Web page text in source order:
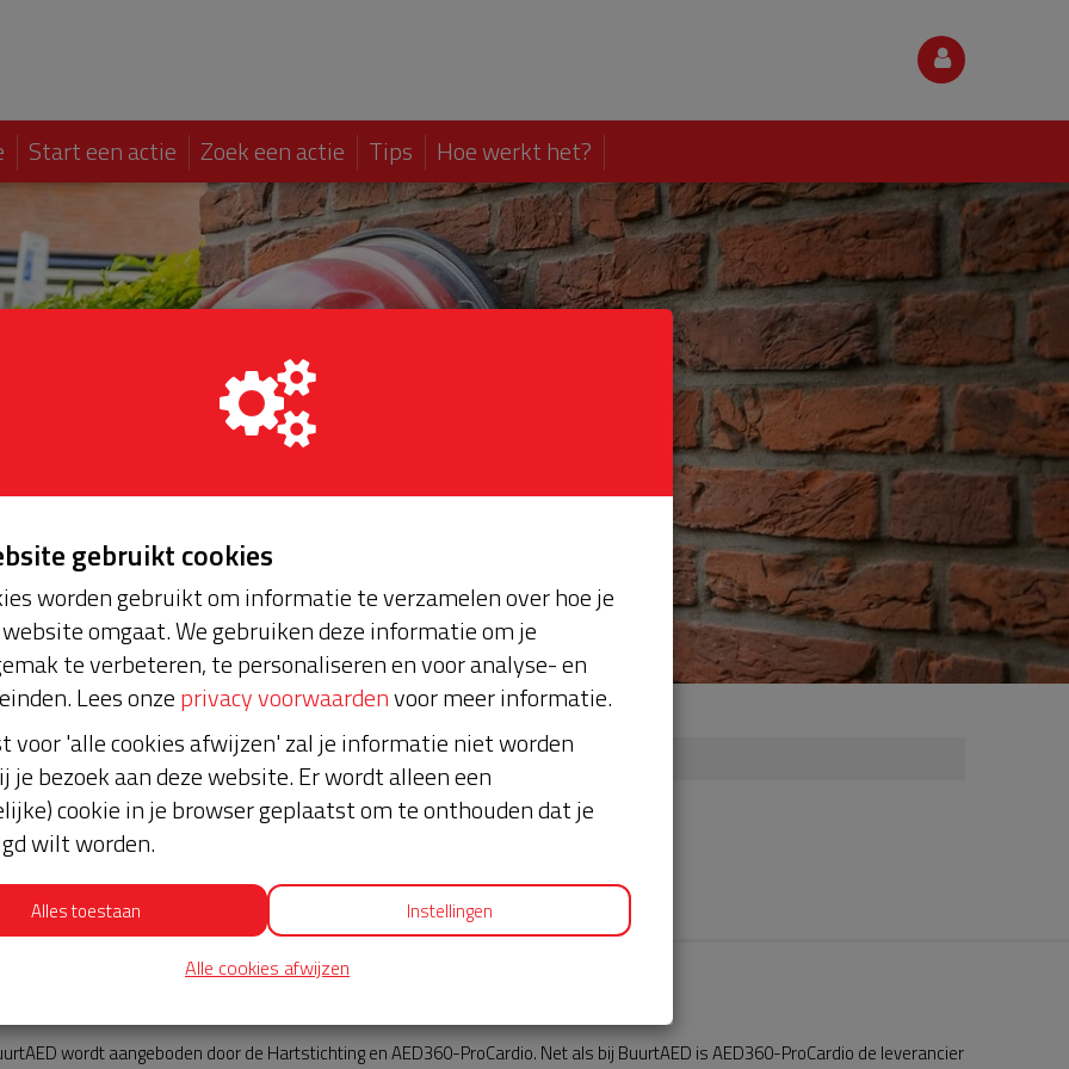
Start een actie Zoek een actie Tips Hoe werkt het?
wordt aangeboden door de Hartstichting en AED360-ProCardio. Net als bij BuurtAED is AED360-ProCardio de leverancier
gebruikt cookies
worden gebruikt om informatie te verzamelen over hoe je
omgaat. We gebruiken deze informatie om je
te verbeteren, te personaliseren en voor analyse- en
Lees onzeprivacy voorwaardenvoor meer informatie.
voor 'alle cookies afwijzen' zal je informatie niet worden
je bezoek aan deze website. Er wordt alleen een
cookie in je browser geplaatst om te onthouden dat je
wilt worden.
Alles toestaan Instellingen
Alle cookies afwijzen